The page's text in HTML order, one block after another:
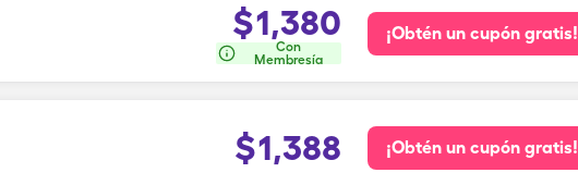
$1,380
Con
Membresía
¡Obtén un cupón gratis!
$1,388 ¡Obtén un cupón gratis!